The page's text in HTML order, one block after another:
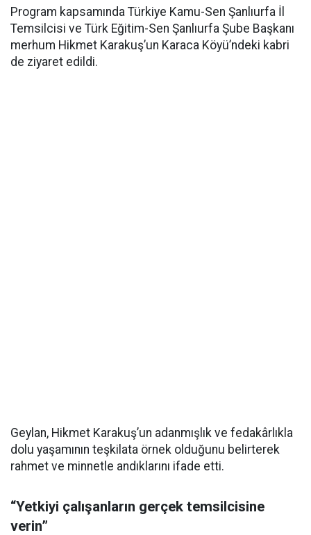
Program kapsamında Türkiye Kamu-Sen Şanlıurfa İl
Temsilcisi ve Türk Eğitim-Sen Şanlıurfa Şube Başkanı
merhum Hikmet Karakuş’un Karaca Köyü’ndeki kabri
de ziyaret edildi.
Geylan, Hikmet Karakuş’un adanmışlık ve fedakârlıkla
dolu yaşamının teşkilata örnek olduğunu belirterek
rahmet ve minnetle andıklarını ifade etti.
“Yetkiyi çalışanların gerçek temsilcisine
verin”